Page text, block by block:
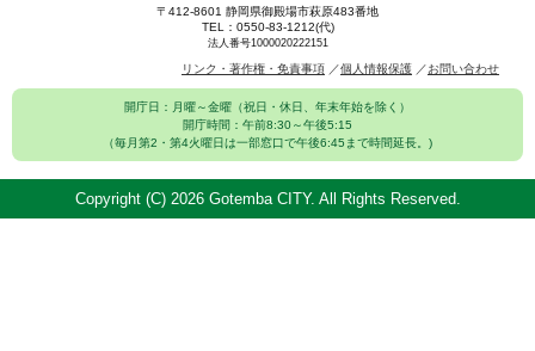
〒412-8601 静岡県御殿場市萩原483番地
TEL：0550-83-1212(代)
法人番号1000020222151
リンク・著作権・免責事項 個人情報保護 お問い合わせ
開庁日：月曜～金曜（祝日・休日、年末年始を除く）
開庁時間：午前8:30～午後5:15
（毎月第2・第4火曜日は一部窓口で午後6:45まで時間延長。)
Copyright (C) 2026 Gotemba CITY. All Rights Reserved.